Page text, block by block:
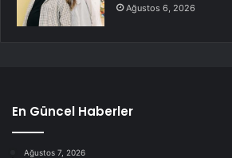
Ağustos 6, 2026
En Güncel Haberler
Ağustos 7, 2026